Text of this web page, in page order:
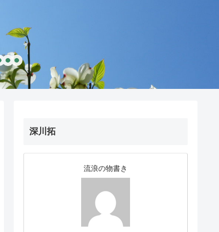
深川拓
流浪の物書き